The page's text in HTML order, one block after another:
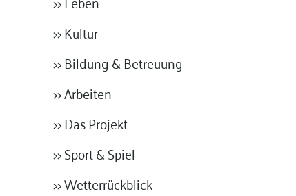
>> Kultur
>> Bildung & Betreuung
>> Arbeiten
>> Das Projekt
>> Sport & Spiel
>> Wetterrückblick